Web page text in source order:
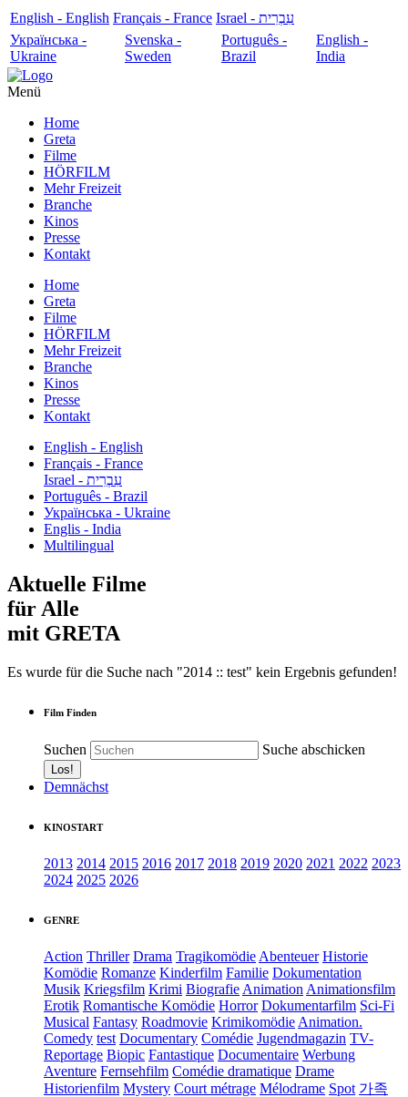
English - English Français - France
עִבְרִית - Israel
Українська -
Ukraine
Svenska -
Sweden
Português -
Brazil
English -
India
Menü
Home
Greta
Filme
HÖRFILM
Mehr Freizeit
Branche
Kinos
Presse
Kontakt
Home
Greta
Filme
HÖRFILM
Mehr Freizeit
Branche
Kinos
Presse
Kontakt
English - English
Français - France
עִבְרִית - Israel
Português - Brazil
Українська - Ukraine
Englis - India
Multilingual
Aktuelle Filme
für Alle
mit GRETA
Es wurde für die Suche nach "2014 :: test" kein Ergebnis gefunden!
Film Finden
Suchen Suche abschicken
Demnächst
KINOSTART
2013 2014 2015 2016 2017 2018 2019 2020 2021 2022 2023
2024 2025 2026
GENRE
Action Thriller Drama Tragikomödie Abenteuer Historie
Komödie Romanze Kinderfilm Familie Dokumentation
Musik Kriegsfilm Krimi Biografie Animation Animationsfilm
Erotik Romantische Komödie Horror Dokumentarfilm Sci-Fi
Musical Fantasy Roadmovie Krimikomödie Animation.
Comedy test Documentary Comédie Jugendmagazin TV-
Reportage Biopic Fantastique Documentaire Werbung
Aventure Fernsehfilm Comédie dramatique Drame
Historienfilm Mystery Court métrage Mélodrame Spot 가족